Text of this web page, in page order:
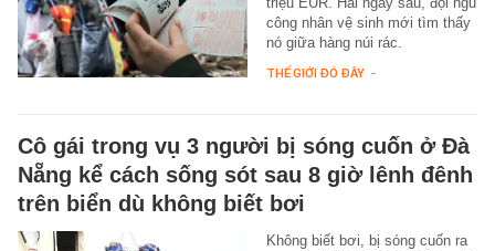
công nhân vệ sinh mới tìm thấy
nó giữa hàng núi rác.
THẾ GIỚI ĐÓ ĐÂY -
Cô gái trong vụ 3 người bị sóng cuốn ở Đà
Nẵng kể cách sống sót sau 8 giờ lênh đênh
trên biển dù không biết bơi
Không biết bơi, bị sóng cuốn ra